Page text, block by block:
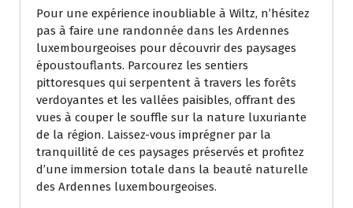
Pour une expérience inoubliable à Wiltz, n’hésitez
pas à faire une randonnée dans les Ardennes
luxembourgeoises pour découvrir des paysages
époustouflants. Parcourez les sentiers
pittoresques qui serpentent à travers les forêts
verdoyantes et les vallées paisibles, offrant des
vues à couper le souffle sur la nature luxuriante
de la région. Laissez-vous imprégner par la
tranquillité de ces paysages préservés et profitez
d’une immersion totale dans la beauté naturelle
des Ardennes luxembourgeoises.